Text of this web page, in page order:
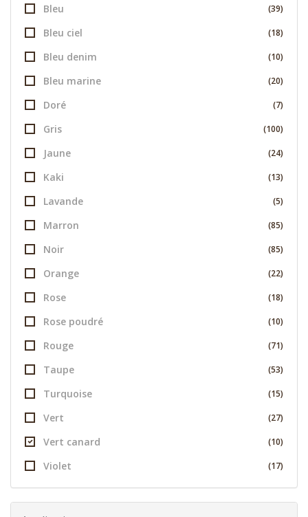
Bleu (39)
Bleu ciel (18)
Bleu denim (10)
Bleu marine (20)
Doré (7)
Gris (100)
Jaune (24)
Kaki (13)
Lavande (5)
Marron (85)
Noir (85)
Orange (22)
Rose (18)
Rose poudré (10)
Rouge (71)
Taupe (53)
Turquoise (15)
Vert (27)
Vert canard (10)
Violet (17)